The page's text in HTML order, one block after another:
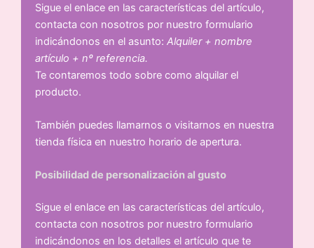
Sigue el enlace en las características del artículo,
contacta con nosotros por nuestro formulario
indicándonos en el asunto: Alquiler + nombre
artículo + nº referencia.
Te contaremos todo sobre como alquilar el
producto.
También puedes llamarnos o visitarnos en nuestra
tienda física en nuestro horario de apertura.
Posibilidad de personalización al gusto
Sigue el enlace en las características del artículo,
contacta con nosotros por nuestro formulario
indicándonos en los detalles el artículo que te